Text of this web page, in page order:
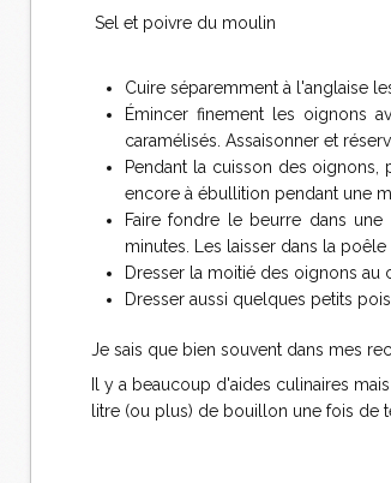
Sel et poivre du moulin
Cuire séparemment à l'anglaise
Émincer finement les oignons
caramélisés. Assaisonner et
Pendant la cuisson des
encore à ébullition pendant une
Faire fondre le beurre dans
minutes. Les laisser dans la
Dresser la moitié des oignons
Dresser aussi quelques petits
Je sais que bien souvent dans mes
Il y a beaucoup d'aides culinaires
litre (ou plus) de bouillon une fois